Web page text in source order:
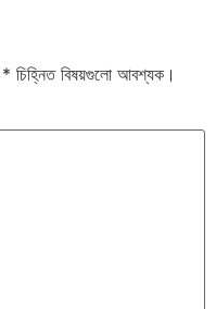
* চিহ্নিত বিষয়গুলো আবশ্যক।